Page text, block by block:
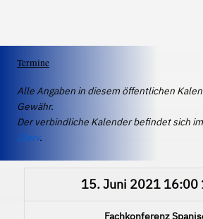
Termine
Alle Angaben in diesem öffentlichen
Gewähr.
Der verbindliche Kalender befindet sich im
IServ.
15. Juni 202116:00
Fachkonferenz